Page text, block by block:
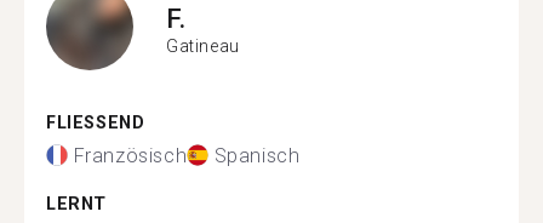
F.
Gatineau
FLIESSEND
Französisch Spanisch
LERNT